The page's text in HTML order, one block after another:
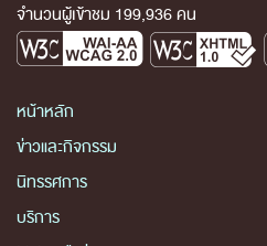
จำนวนผู้เข้าชม 199,936 คน
หน้าหลัก
ข่าวและกิจกรรม
นิทรรศการ
บริการ